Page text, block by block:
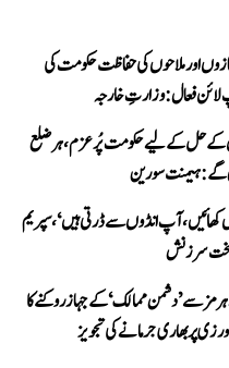
اور ملاحوں کی حفاظت حکومت کی
کے حل کے لیے حکومت پُرعزم، ہر ضلع
ہیمنت سورین
کھائیں، آپ انڈوں سے ڈرتی ہیں‘، سپریم
سخت سرزنش
ہرمز سے ’دشمن ممالک‘ کے جہاز روکنے کا
پر بھاری جرمانے کی تجویز